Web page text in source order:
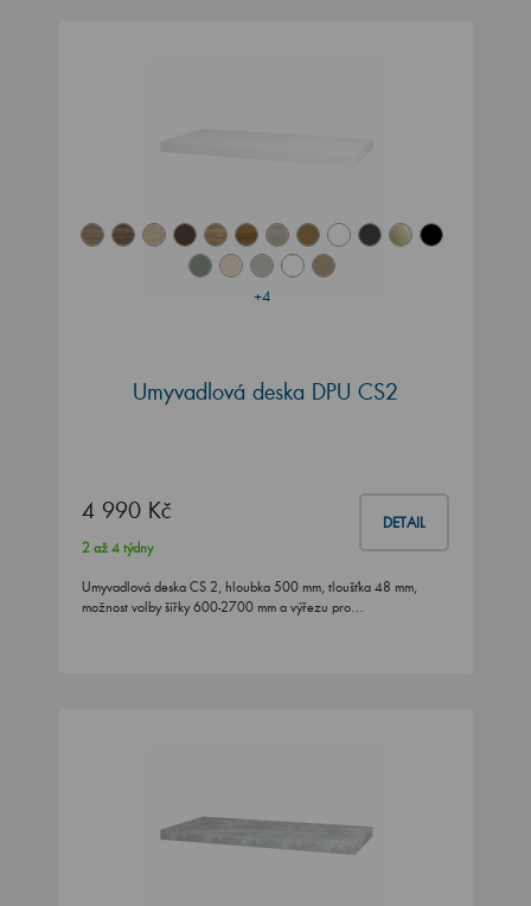
+4
Umyvadlová deska DPU CS2
4 990 Kč DETAIL
2 až 4 týdny
Umyvadlová deska CS 2, hloubka 500 mm, tloušťka 48 mm,
možnost volby šířky 600-2700 mm a výřezu pro…